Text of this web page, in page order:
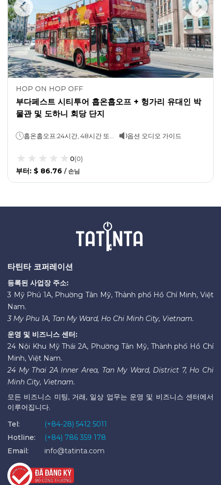
HOP ON HOP OFF
부다페스트 시티투어 홉온홉오프 + 헝가리 유대인 박
물관 및 도하니 회당 단지
옵션 오디오 가이드
0(0)
부터: $ 86.76 / 손님
타틴타 코퍼레이션
등록된 사업장 주소:
3 Mỹ Phú 1A, Phường Tân Mỹ, Thành phố Hồ Chí Minh, Việt
Nam.
3 My Phu 1A, Tan My Ward, Ho Chi Minh City, Vietnam.
운영 및 비즈니스 센터:
24 Nội Khu Mỹ Thái 2A, Phường Tân Mỹ, Thành phố Hồ Chí
Minh, Việt Nam.
24 My Thai 2A Inner Area, Tan My Ward, District 7, Ho Chi
Minh City, Vietnam.
모든 비즈니스 미팅, 거래, 일상 업무는 운영 및 비즈니스 센터에서
이루어집니다.
Tel:
(+84-28) 5412 5011
Hotline:
(+84) 786 359 178
Email:
info@tatinta.com